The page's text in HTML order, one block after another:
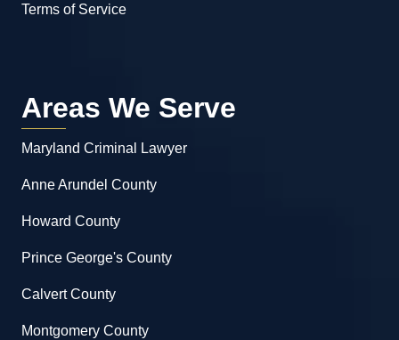
Terms of Service
Areas We Serve
Maryland Criminal Lawyer
Anne Arundel County
Howard County
Prince George's County
Calvert County
Montgomery County